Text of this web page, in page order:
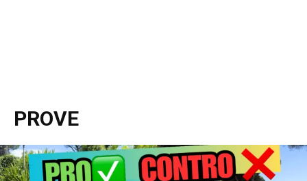
PROVE